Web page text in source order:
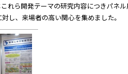
れら開発テーマの研究内容につきパネ
し、来場者の高い関心を集めました。